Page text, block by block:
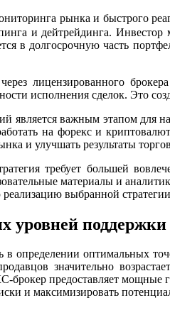
рынка и быстрого
и дейтрейдинга.
в долгосрочную часть
лицензированного
исполнения сделок. Это
является важным этапом
на форекс и
и улучшать результаты
требует большей
материалы и
выбранной
уровней
в определении оптимальных
значительно
брокер предоставляет
и максимизировать